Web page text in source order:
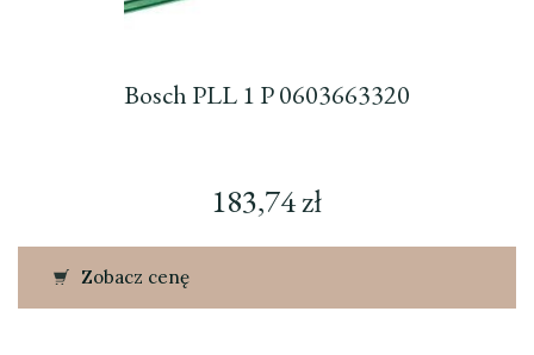
Bosch PLL 1 P 0603663320
183,74zł
Zobacz cenę